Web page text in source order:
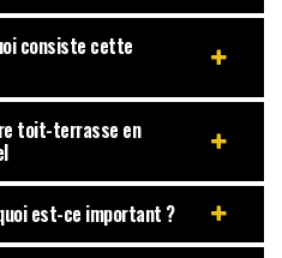
consiste cette
toit-terrasse en
est-ce important ?